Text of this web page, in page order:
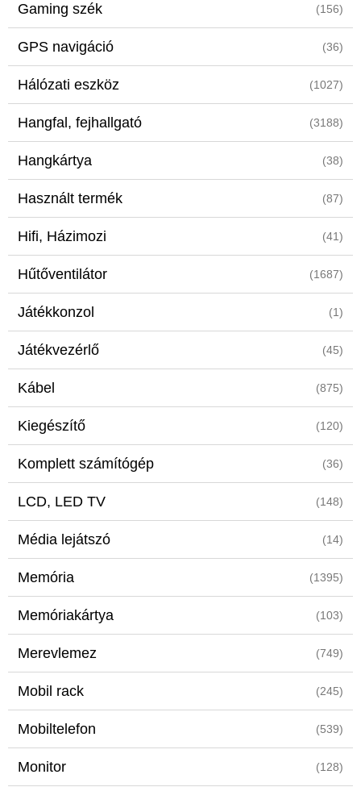
Gaming szék (156)
GPS navigáció (36)
Hálózati eszköz (1027)
Hangfal, fejhallgató (3188)
Hangkártya (38)
Használt termék (87)
Hifi, Házimozi (41)
Hűtőventilátor (1687)
Játékkonzol (1)
Játékvezérlő (45)
Kábel (875)
Kiegészítő (120)
Komplett számítógép (36)
LCD, LED TV (148)
Média lejátszó (14)
Memória (1395)
Memóriakártya (103)
Merevlemez (749)
Mobil rack (245)
Mobiltelefon (539)
Monitor (128)